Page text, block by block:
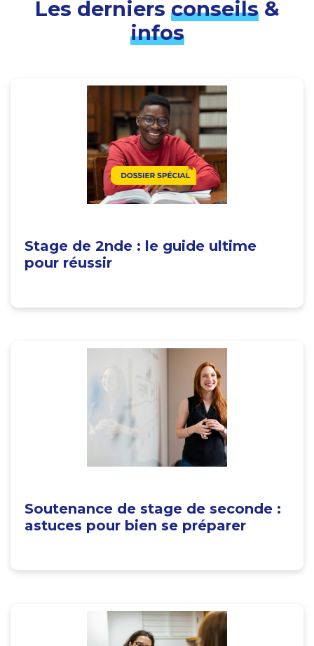
Les derniers conseils&
infos
Stage de 2nde : le guide ultime
pour réussir
Soutenance de stage de seconde :
astuces pour bien se préparer